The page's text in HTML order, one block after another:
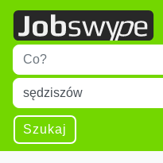
Title
Type 1 or more characters
Miejscowość
Type 1 or more characters
Szukaj